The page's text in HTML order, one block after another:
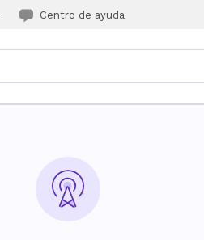
Centro de ayuda